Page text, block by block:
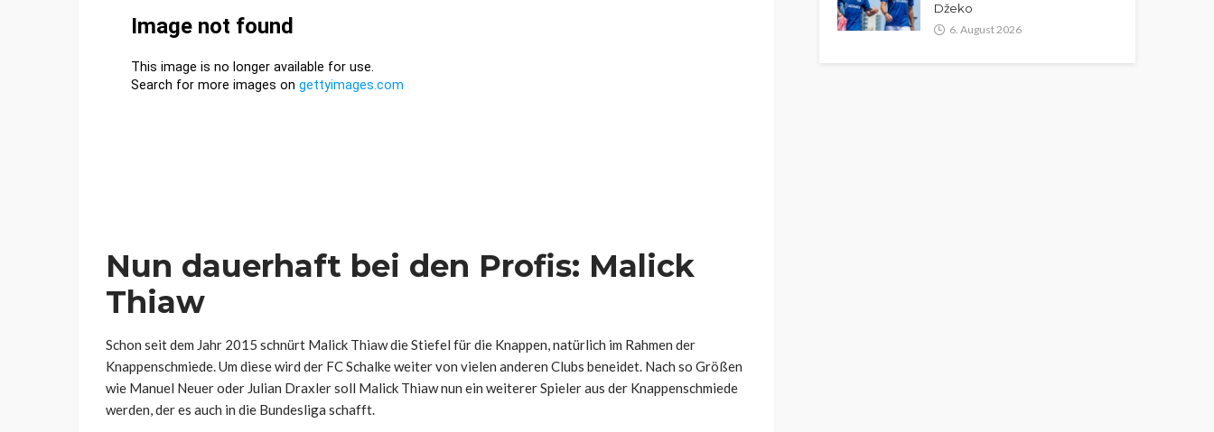
Nun dauerhaft bei den Profis: Malick
Thiaw
Schon seit dem Jahr 2015 schnürt Malick Thiaw die Stiefel für die Knappen, natürlich im Rahmen der
Knappenschmiede. Um diese wird der FC Schalke weiter von vielen anderen Clubs beneidet. Nach so Größen
wie Manuel Neuer oder Julian Draxler soll Malick Thiaw nun ein weiterer Spieler aus der Knappenschmiede
werden, der es auch in die Bundesliga schafft.
Džeko
6. August 2026